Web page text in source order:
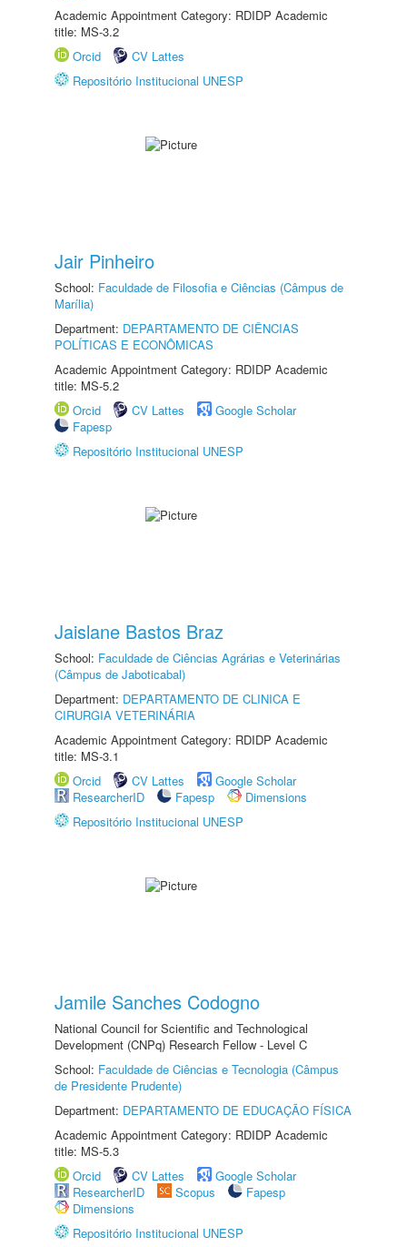
Academic Appointment Category: RDIDP Academic
title: MS-3.2
Orcid
CV Lattes
Repositório Institucional UNESP
Jair Pinheiro
School: Faculdade de Filosofia e Ciências (Câmpus de
Marília)
Department: DEPARTAMENTO DE CIÊNCIAS
POLÍTICAS E ECONÔMICAS
Academic Appointment Category: RDIDP Academic
title: MS-5.2
Orcid
CV Lattes
Google Scholar
Fapesp
Repositório Institucional UNESP
Jaislane Bastos Braz
School: Faculdade de Ciências Agrárias e Veterinárias
(Câmpus de Jaboticabal)
Department: DEPARTAMENTO DE CLINICA E
CIRURGIA VETERINÁRIA
Academic Appointment Category: RDIDP Academic
title: MS-3.1
Orcid
CV Lattes
Google Scholar
ResearcherID
Fapesp
Dimensions
Repositório Institucional UNESP
Jamile Sanches Codogno
National Council for Scientific and Technological
Development (CNPq) Research Fellow - Level C
School: Faculdade de Ciências e Tecnologia (Câmpus
de Presidente Prudente)
Department: DEPARTAMENTO DE EDUCAÇÃO FÍSICA
Academic Appointment Category: RDIDP Academic
title: MS-5.3
Orcid
CV Lattes
Google Scholar
ResearcherID
Scopus
Fapesp
Dimensions
Repositório Institucional UNESP